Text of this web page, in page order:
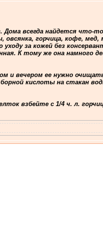
всегда найдется что-
горчица, кофе, мед,
за кожей без
К тому же она намного
и вечером ее нужно
кислоты на стакан
взбейте с 1/4 ч. л.